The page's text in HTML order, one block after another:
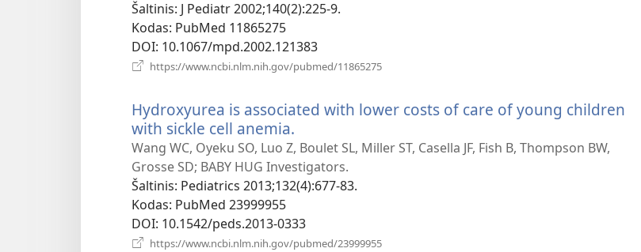
Šaltinis‎: J Pediatr 2002;140(2):225-9.
Kodas‎: PubMed 11865275
DOI‎: 10.1067/mpd.2002.121383
https://www.ncbi.nlm.nih.gov/pubmed/11865275
Hydroxyurea is associated with lower costs of care of young children
with sickle cell anemia.
naujas
langas)
Wang WC, Oyeku SO, Luo Z, Boulet SL, Miller ST, Casella JF, Fish B, Thompson BW,
Grosse SD; BABY HUG Investigators.
Šaltinis‎: Pediatrics 2013;132(4):677-83.
Kodas‎: PubMed 23999955
DOI‎: 10.1542/peds.2013-0333
https://www.ncbi.nlm.nih.gov/pubmed/23999955